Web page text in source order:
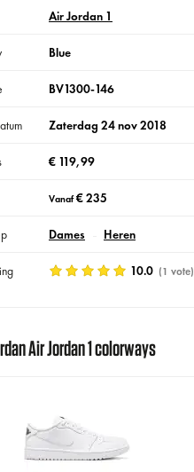
Air Jordan 1
Blue
BV1300-146
Zaterdag 24 nov 2018
€ 119,99
Vanaf€ 235
Dames Heren
10.0 (1 vote)
Air Jordan 1 colorways